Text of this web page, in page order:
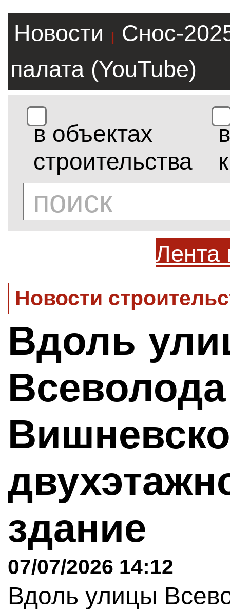
Новости |
Снос-
палата (YouTube)
в объектах
строительства
в
Лента
Новости
Вдоль
Всеволода
здание
07/07/2026 14:12
Вдоль улицы